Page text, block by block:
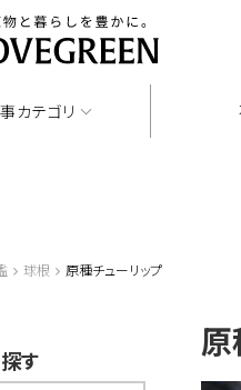
カテゴリ
球根 原種チューリップ
原
す